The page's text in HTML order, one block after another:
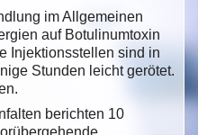
im Allgemeinen
auf Botulinumtoxin
Injektionsstellen sind in
Stunden leicht gerötet.
berichten 10